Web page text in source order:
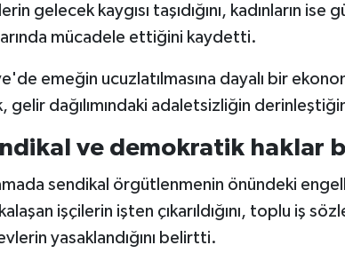
gelecek kaygısı taşıdığını, kadınların
mücadele ettiğini kaydetti.
emeğin ucuzlatılmasına dayalı bir
gelir dağılımındaki adaletsizliğin
ve demokratik haklar
sendikal örgütlenmenin önündeki
işçilerin işten çıkarıldığını, toplu iş
yasaklandığını belirtti.